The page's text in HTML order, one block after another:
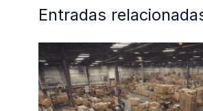
Entradas